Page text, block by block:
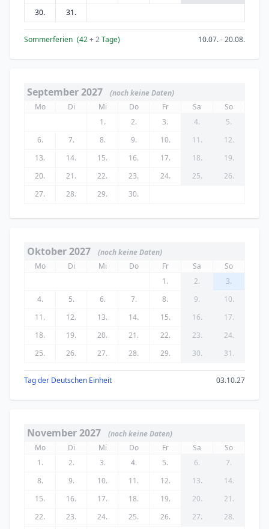
30.
31.
Sommerferien (42+ 2Tage) 10.07. - 20.08.
September 2027
(noch keine Daten)
Mo
Di Mi Do Fr Sa
So
1.
2. 3. 4.
5.
6.
7. 8. 9. 10. 11.
12.
13.
14. 15. 16. 17. 18.
19.
20.
21. 22. 23. 24. 25.
26.
27.
28. 29. 30.
Oktober 2027
(noch keine Daten)
Mo
Di Mi Do Fr Sa
So
1.
2.
3.
4.
5. 6. 7. 8. 9.
10.
11.
12. 13. 14. 15. 16.
17.
18.
19. 20. 21. 22. 23.
24.
25.
26. 27. 28. 29. 30. 31.
Tag der Deutschen Einheit 03.10.27
November 2027
(noch keine Daten)
Mo
Di Mi Do Fr Sa
So
1.
2. 3. 4. 5. 6.
7.
8.
9. 10. 11. 12. 13.
14.
15.
16. 17. 18. 19. 20.
21.
22.
23. 24. 25. 26. 27.
28.